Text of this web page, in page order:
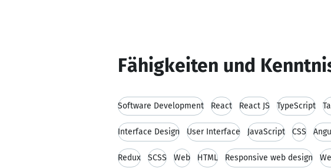
Fähigkeiten und
Software Development React React JS TypeScript
Interface Design User Interface JavaScript CSS
Redux SCSS Web HTML Responsive web design